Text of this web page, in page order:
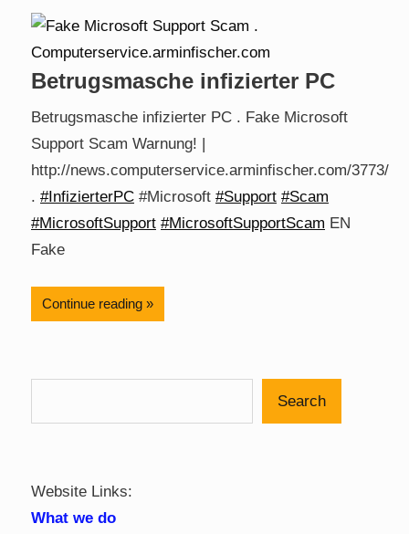
Betrugsmasche infizierter PC
Betrugsmasche infizierter PC . Fake Microsoft
Support Scam Warnung! |
http://news.computerservice.arminfischer.com/3773/
. #InfizierterPC #Microsoft #Support #Scam
#MicrosoftSupport #MicrosoftSupportScam EN
Fake
Continue reading
Search
Website Links:
What we do